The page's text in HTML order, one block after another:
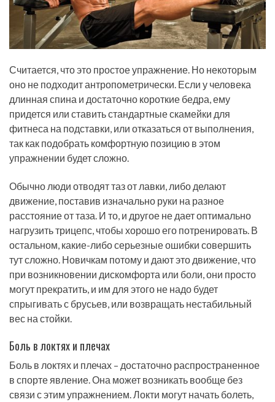
Считается, что это простое упражнение. Но некоторым
оно не подходит антропометрически. Если у человека
длинная спина и достаточно короткие бедра, ему
придется или ставить стандартные скамейки для
фитнеса на подставки, или отказаться от выполнения,
так как подобрать комфортную позицию в этом
упражнении будет сложно.
Обычно люди отводят таз от лавки, либо делают
движение, поставив изначально руки на разное
расстояние от таза. И то, и другое не дает оптимально
нагрузить трицепс, чтобы хорошо его потренировать. В
остальном, какие-либо серьезные ошибки совершить
тут сложно. Новичкам потому и дают это движение, что
при возникновении дискомфорта или боли, они просто
могут прекратить, и им для этого не надо будет
спрыгивать с брусьев, или возвращать нестабильный
вес на стойки.
Боль в локтях и плечах
Боль в локтях и плечах – достаточно распространенное
в спорте явление. Она может возникать вообще без
связи с этим упражнением. Локти могут начать болеть,